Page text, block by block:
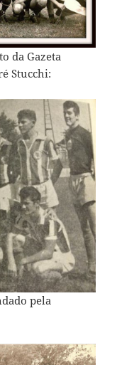
da Gazeta
Stucchi:
pela